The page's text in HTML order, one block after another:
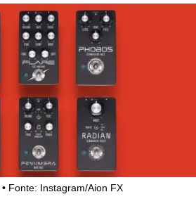
Fonte: Instagram/Aion FX